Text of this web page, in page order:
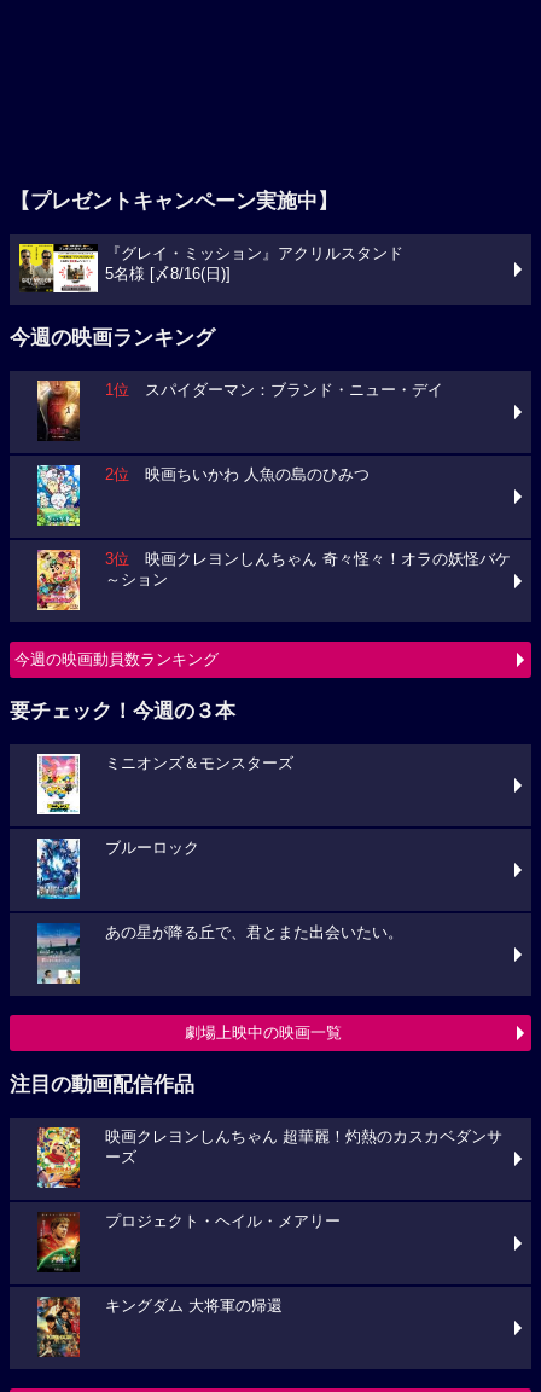
【プレゼントキャンペーン実施中】
『グレイ・ミッション』アクリルスタンド
5名様 [〆8/16(日)]
今週の映画ランキング
1位 スパイダーマン：ブランド・ニュー・デイ
2位 映画ちいかわ 人魚の島のひみつ
3位 映画クレヨンしんちゃん 奇々怪々！オラの妖怪バケ
～ション
今週の映画動員数ランキング
要チェック！今週の３本
ミニオンズ＆モンスターズ
ブルーロック
あの星が降る丘で、君とまた出会いたい。
劇場上映中の映画一覧
注目の動画配信作品
映画クレヨンしんちゃん 超華麗！灼熱のカスカベダンサ
ーズ
プロジェクト・ヘイル・メアリー
キングダム 大将軍の帰還